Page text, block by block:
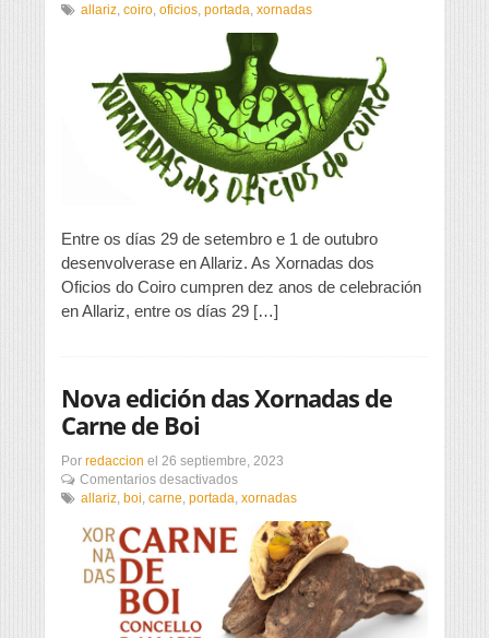
Dez
das
Xornadas
dos
Oficios
do
Coiro
allariz coiro oficios portada xornadas
Entre os días 29 de setembro e 1 de outubro
desenvolverase en Allariz. As Xornadas dos
Oficios do Coiro cumpren dez anos de celebración
en Allariz, entre os días 29 […]
Nova edición das Xornadas de
Carne de Boi
Por redaccion el 26 septiembre, 2023
Comentarios desactivadosen
Nova
das
Xornadas
de
Carne
de
Boi
allariz, boi, carne, portada, xornadas